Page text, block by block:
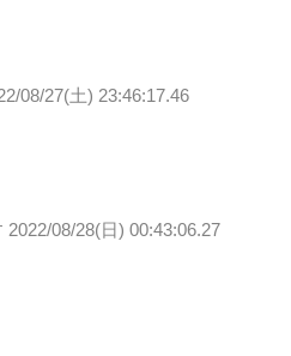
08/27(土) 23:46:17.46
2022/08/28(日) 00:43:06.27